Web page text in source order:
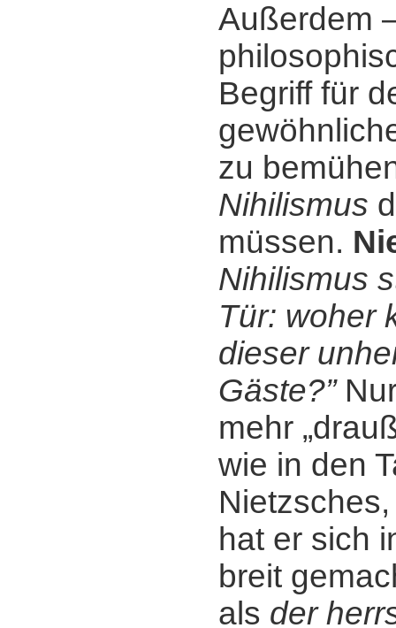
Außerdem
Begriff für
zu
Nihilismus
müssen.
Nihilismus
Tür: woher
dieser
Gäste?”
mehr
wie in den
hat er sich
breit
als der